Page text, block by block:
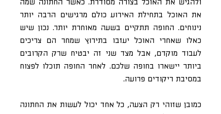
ולהגיש את האוכל בצורה מסודרת. כאשר החתונה שמה
את האוכל בתחילת האירוע כולם מרגישים הרבה יותר
נינוחים. החופה תתקיים בשעה מאוחרת יותר. נכון שיש
כאלו שאחרי האוכל יעזבו בתירוץ שמחר הם צריכים
לעבוד מוקדם, אבל מצד שני זה יבטיח שרק הקרובים
ביותר יישארו בחופה שלכם. לאחר החופה תוכלו לפצוח
במסיבת ריקודים פרועה.
כמובן שזוהי רק הצעה, כל אחד יכול לעשות את החתונה